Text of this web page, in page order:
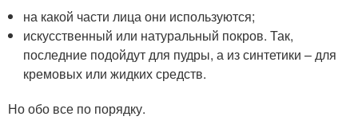
на какой части лица они используются;
искусственный или натуральный покров. Так,
последние подойдут для пудры, а из синтетики – для
кремовых или жидких средств.
Но обо все по порядку.